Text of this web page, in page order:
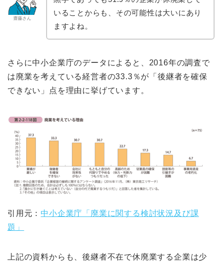
齋藤さん
いることからも、その可能性は大いにあり
ますよね。
さらに中小企業庁のデータによると、2016年の調査で
は廃業を考えている経営者の33.3％が「後継者を確保
できない」点を理由に挙げています。
引用元： 中小企業庁「廃業に関する検討状況及び課
題」
上記の資料からも、後継者不在で休廃業する企業は少